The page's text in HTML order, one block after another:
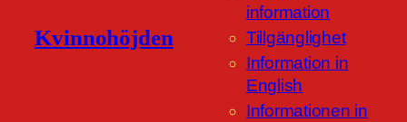
Kvinnohöjden
information
Tillgänglighet
Information in
English
Informationen in